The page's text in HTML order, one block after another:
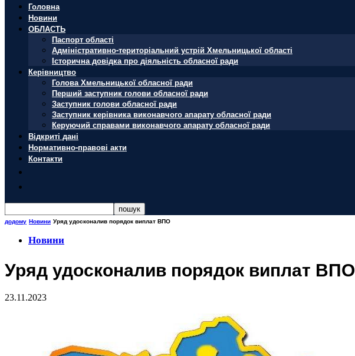
Головна
Новини
ОБЛАСТЬ
Паспорт області
Адміністративно-територіальний устрій Хмельницької області
Історична довідка про діяльність обласної ради
Керівництво
Голова Хмельницької обласної ради
Перший заступник голови обласної ради
Заступник голови обласної ради
Заступник керівника виконавчого апарату обласної ради
Керуючий справами виконавчого апарату обласної ради
Відкриті дані
Нормативно-правові акти
Контакти
додому Новини Уряд удосконалив порядок виплат ВПО
Новини
Уряд удосконалив порядок виплат ВПО
23.11.2023